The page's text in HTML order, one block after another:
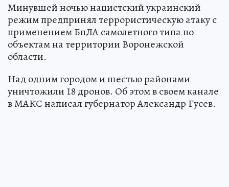
Минувшей ночью нацистский украинский
режим предпринял террористическую атаку с
применением БпЛА самолетного типа по
объектам на территории Воронежской
области.
Над одним городом и шестью районами
уничтожили 18 дронов. Об этом в своем канале
в МАКС написал губернатор Александр Гусев.